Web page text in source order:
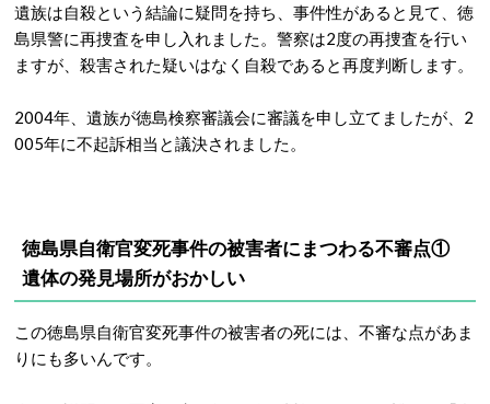
遺族は自殺という結論に疑問を持ち、事件性があると見て、徳
島県警に再捜査を申し入れました。警察は2度の再捜査を行い
ますが、殺害された疑いはなく自殺であると再度判断します。
2004年、遺族が徳島検察審議会に審議を申し立てましたが、2
005年に不起訴相当と議決されました。
徳島県自衛官変死事件の被害者にまつわる不審点①
遺体の発見場所がおかしい
この徳島県自衛官変死事件の被害者の死には、不審な点があま
りにも多いんです。